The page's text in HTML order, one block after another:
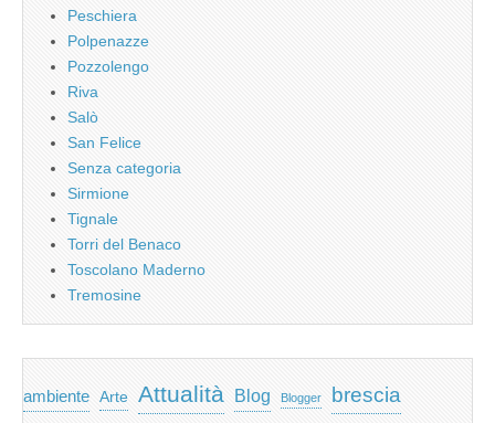
Peschiera
Polpenazze
Pozzolengo
Riva
Salò
San Felice
Senza categoria
Sirmione
Tignale
Torri del Benaco
Toscolano Maderno
Tremosine
ambiente Arte Attualità Blog Blogger brescia